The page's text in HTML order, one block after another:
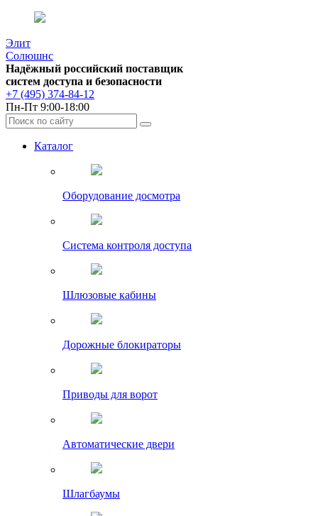
Элит
Солюшнс
Надёжный российский поставщик
систем доступа и безопасности
+7 (495) 374-84-12
Пн-Пт 9:00-18:00
Каталог
Оборудование досмотра
Система контроля доступа
Шлюзовые кабины
Дорожные блокираторы
Приводы для ворот
Автоматические двери
Шлагбаумы